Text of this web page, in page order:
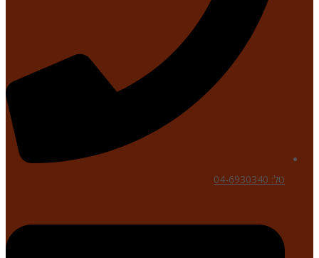
טל: 04-6930340